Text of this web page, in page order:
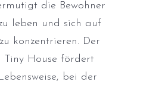
die Bewohner
leben und sich auf
konzentrieren. Der
Tiny House fördert
bei der